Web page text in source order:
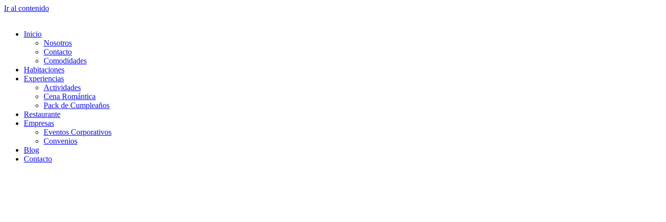
Ir al contenido
Inicio
Nosotros
Contacto
Comodidades
Habitaciones
Experiencias
Actividades
Cena Romántica
Pack de Cumpleaños
Restaurante
Empresas
Eventos Corporativos
Convenios
Blog
Contacto